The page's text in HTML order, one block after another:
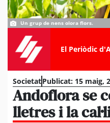
Un grup de nens olora flors.
El Periòdic
SocietatPublicat: 15 maig,
Andoflora se
lletres i la